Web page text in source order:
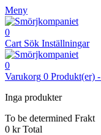
Meny
0
Cart Sök Inställningar
0
Varukorg 0 Produkt(er) -
Inga produkter
To be determined Frakt
0 kr Total